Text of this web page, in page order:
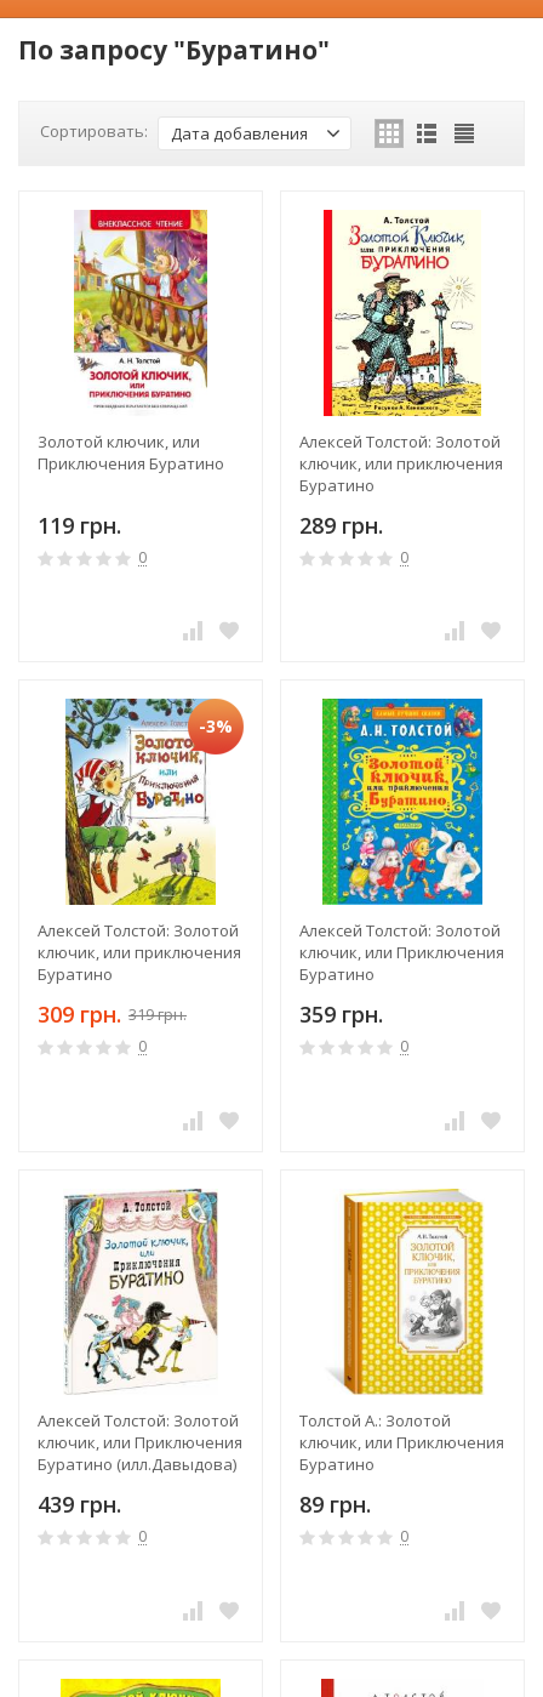
По запросу "Буратино"
Сортировать: Дата добавления
Золотой ключик, или
Приключения Буратино
119 грн.
0
Алексей Толстой: Золотой
ключик, или приключения
Буратино
289 грн.
0
-3%
Алексей Толстой: Золотой
ключик, или приключения
Буратино
309 грн. 319 грн.
0
Алексей Толстой: Золотой
ключик, или Приключения
Буратино
359 грн.
0
Алексей Толстой: Золотой
ключик, или Приключения
Буратино (илл.Давыдова)
439 грн.
0
Толстой А.: Золотой
ключик, или Приключения
Буратино
89 грн.
0